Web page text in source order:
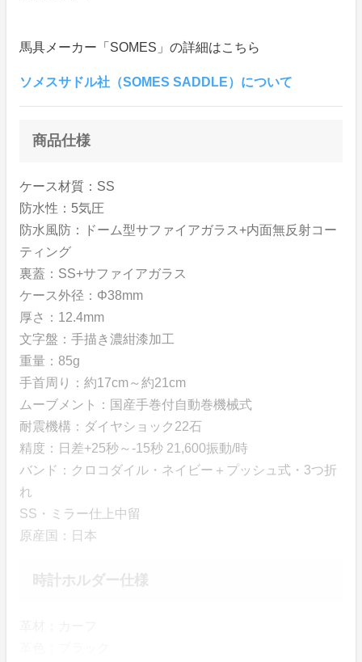
馬具メーカー「SOMES」の詳細はこちら
ソメスサドル社（SOMES SADDLE）について
商品仕様
ケース材質：SS
防水性：5気圧
防水風防：ドーム型サファイアガラス+内面無反射コー
ティング
裏蓋：SS+サファイアガラス
ケース外径：Φ38mm
厚さ：12.4mm
文字盤：手描き濃紺漆加工
重量：85g
手首周り：約17cm～約21cm
ムーブメント：国産手巻付自動巻機械式
耐震機構：ダイヤショック22石
精度：日差+25秒～-15秒 21,600振動/時
バンド：クロコダイル・ネイビー＋プッシュ式・3つ折
れ
SS・ミラー仕上中留
原産国：日本
時計ホルダー仕様